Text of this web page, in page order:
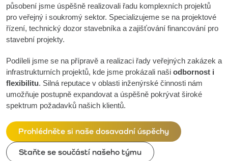
působení jsme úspěšně realizovali řadu komplexních projektů
pro veřejný i soukromý sektor. Specializujeme se na projektové
řízení, technický dozor stavebníka a zajišťování financování pro
stavební projekty.
Podíleli jsme se na přípravě a realizaci řady veřejných zakázek a
infrastrukturních projektů, kde jsme prokázali naši odbornost i
flexibilitu. Silná reputace v oblasti inženýrské činnosti nám
umožňuje postupně expandovat a úspěšně pokrývat široké
spektrum požadavků našich klientů.
Prohlédněte si naše dosavadní úspěchy
Staňte se součástí našeho týmu